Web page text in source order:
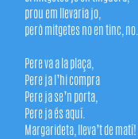
prou em llevaria jo,
però mitgetes no en tinc, no.
Pere va a la plaça,
Pere ja l’hi compra
Pere ja se’n porta,
Pere ja és aquí.
Margarideta, lleva’t de matí!